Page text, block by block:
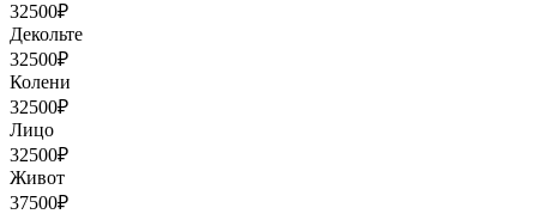
32500₽
Декольте
32500₽
Колени
32500₽
Лицо
32500₽
Живот
37500₽